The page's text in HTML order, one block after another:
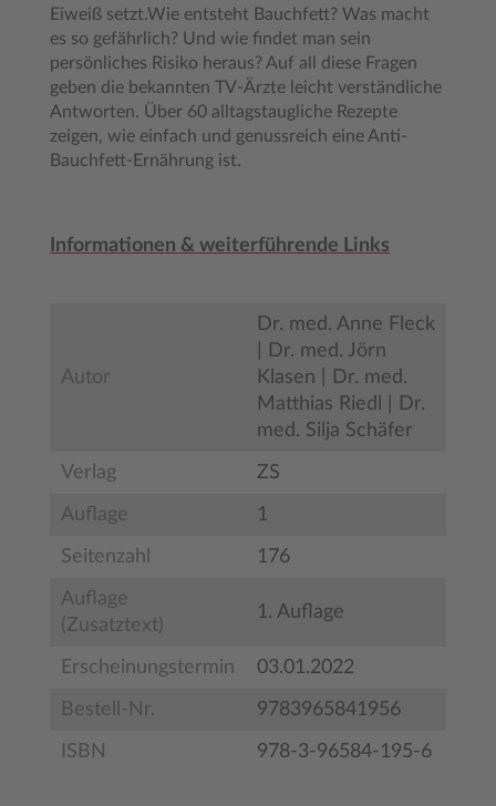
Eiweiß setzt.Wie entsteht Bauchfett? Was macht
es so gefährlich? Und wie findet man sein
persönliches Risiko heraus? Auf all diese Fragen
geben die bekannten TV-Ärzte leicht verständliche
Antworten. Über 60 alltagstaugliche Rezepte
zeigen, wie einfach und genussreich eine Anti-
Bauchfett-Ernährung ist.
Informationen & weiterführende Links
Autor
Dr. med. Anne Fleck
| Dr. med. Jörn
Klasen | Dr. med.
Matthias Riedl | Dr.
med. Silja Schäfer
Verlag ZS
Auflage 1
Seitenzahl 176
Auflage
(Zusatztext)
1. Auflage
Erscheinungstermin 03.01.2022
Bestell-Nr. 9783965841956
ISBN 978-3-96584-195-6